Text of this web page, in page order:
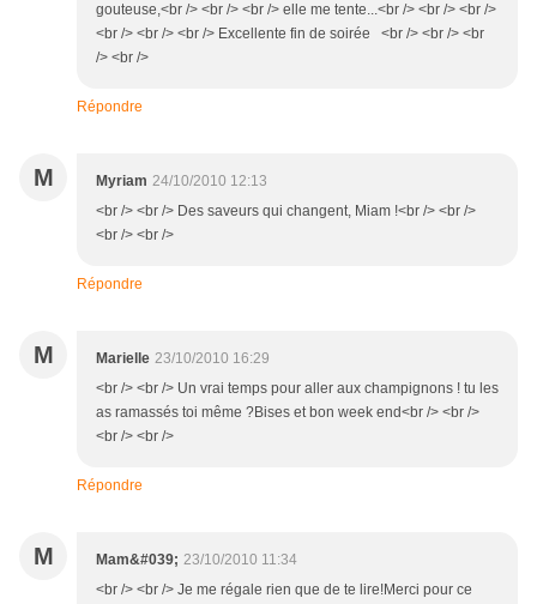
gouteuse,<br /> <br /> <br /> elle me tente...<br /> <br /> <br />
<br /> <br /> <br /> Excellente fin de soirée <br /> <br /> <br
/> <br />
Répondre
M Myriam 24/10/2010 12:13
<br /> <br /> Des saveurs qui changent, Miam !<br /> <br />
<br /> <br />
Répondre
M Marielle 23/10/2010 16:29
<br /> <br /> Un vrai temps pour aller aux champignons ! tu les
as ramassés toi même ?Bises et bon week end<br /> <br />
<br /> <br />
Répondre
M Mam&#039; 23/10/2010 11:34
<br /> <br /> Je me régale rien que de te lire!Merci pour ce